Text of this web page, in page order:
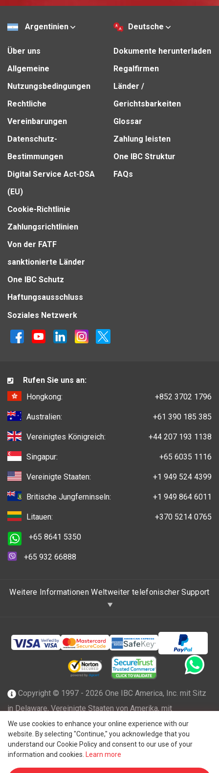
Argentinien Deutsche
Über uns
Allgemeine
Nutzungsbedingungen
Rechtliche
Vereinbarungen
Datenschutz-
Bestimmungen
Digital Service Act-DSA
(EU)
Cookie-Richtlinie
Zahlungsrichtlinien
Von der FATF
sanktionierte Länder
One IBC Schutz
Haftungsausschluss
Dokumente herunterladen
Regalfirmen
Länder /
Gerichtsbarkeiten
Glossar
Zahlung leisten
One IBC Struktur
FAQs
Soziales Netzwerk
We use cookies to enhance your online experience with our
website. By selecting "Continue," you acknowledge that you
understand our Cookie Policy and consent to our use of your
information and cookies.
Learn more
Rufen Sie uns an:
Hongkong:
+852 3702 1796
Australien: +61 390 185 385
Vereinigtes Königreich: +44 207 193 1138
Singapur: +65 6035 1116
Vereinigte Staaten: +1 949 524 4399
Britische Jungferninseln: +1 949 864 6011
Litauen: +370 5214 0765
+65 8641 5350
+65 932 66888
Weitere Informationen Weltweiter telefonischer Support
Copyright © 1997 - 2026 One IBC America, Inc. mit Sitz
in Delaware, Vereinigte Staaten von Amerika, mit
beschränkter Haftung und Mitgliedsfirma des One IBC
Netzwerks einer unabhängigen und separaten juristischen
Person, die mit der One IBC®Group ("
einer Schweizer Einheit, verbunden ist. Alle Rechte